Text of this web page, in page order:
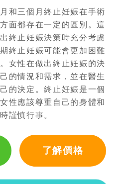
和三個月終止妊娠在手術
面都存在一定的區別。這
終止妊娠決策時充分考慮
終止妊娠可能會更加困難
女性在做出終止妊娠的決
的情況和需求，並在醫生
的決定。終止妊娠是一個
性應該尊重自己的身體和
謹慎行事。
了解價格